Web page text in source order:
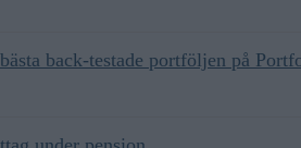
back-testade portföljen på